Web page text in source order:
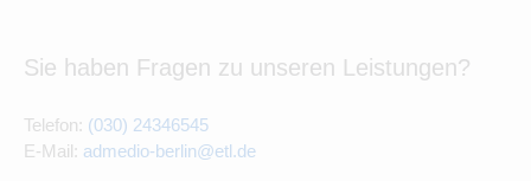
Sie haben Fragen zu unseren Leistungen?
Telefon: (030) 24346545
E-Mail: admedio-berlin@etl.de